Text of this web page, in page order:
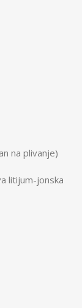
na plivanje)
litijum-jonska